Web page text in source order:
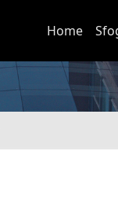
Home